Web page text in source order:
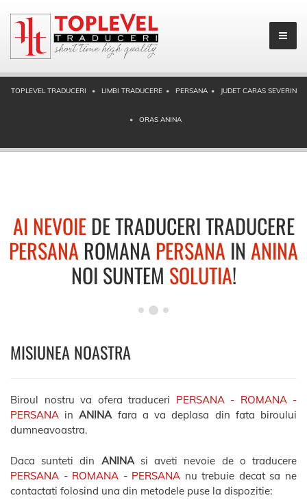
TOPLEVEL TRADUCERI LIMBI TRADUCERE PERSANA JUDET CARAS SEVERIN
ORAS ANINA
AI NEVOIEDE TRADUCERI TRADUCERE
PERSANA ROMANA PERSANA IN ANINA
NOI SUNTEM SOLUTIA!
MISIUNEA NOASTRA
Biroul nostru va ofera traduceri PERSANA - ROMANA -
PERSANA inANINAfara a va deplasa din fata biroului
dumneavoastra.
Daca sunteti din ANINAsi aveti nevoie de o traducere
PERSANA - ROMANA - PERSANA nu trebuie decat sa ne
contactati folosind una din metodele puse la dispozitie: